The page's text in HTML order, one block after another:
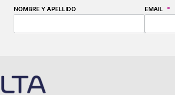
NOMBRE Y APELLIDO EMAIL *